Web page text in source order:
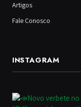
Artigos
Fale Conosco
INSTAGRAM